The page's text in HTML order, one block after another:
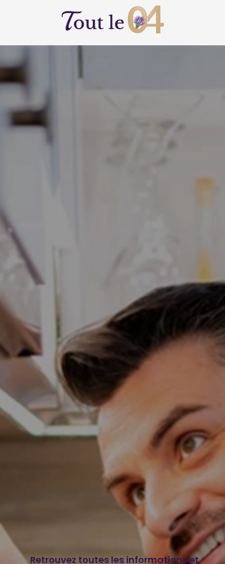
Retrouvez toutes les informations et